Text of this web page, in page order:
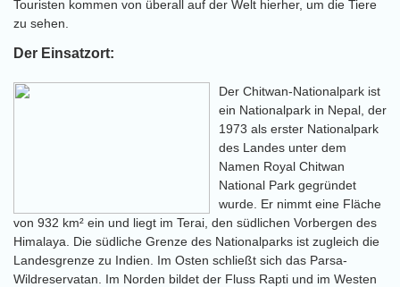
Touristen kommen von überall auf der Welt hierher, um die Tiere
zu sehen.
Der Einsatzort:
Der Chitwan-Nationalpark ist
ein Nationalpark in Nepal, der
1973 als erster Nationalpark
des Landes unter dem
Namen Royal Chitwan
National Park gegründet
wurde. Er nimmt eine Fläche
von 932 km² ein und liegt im Terai, den südlichen Vorbergen des
Himalaya. Die südliche Grenze des Nationalparks ist zugleich die
Landesgrenze zu Indien. Im Osten schließt sich das Parsa-
Wildreservatan. Im Norden bildet der Fluss Rapti und im Westen